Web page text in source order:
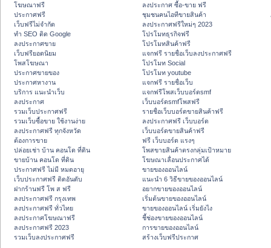
โฆษณาฟรี
ประกาศฟรี
เว็บฟรีไม่จำกัด
ทำ SEO ติด Google
ลงประกาศขาย
เว็บฟรียอดนิยม
โพสโฆษณา
ประกาศขายของ
ประกาศหางาน
บริการ แนะนำเว็บ
ลงประกาศ
รวมเว็บประกาศฟรี
รวมเว็บซื้อขาย ใช้งานง่าย
ลงประกาศฟรี ทุกจังหวัด
ต้องการขาย
ปล่อยเช่า บ้าน คอนโด ที่ดิน
ขายบ้าน คอนโด ที่ดิน
ประกาศฟรี ไม่มี หมดอายุ
เว็บประกาศฟรี ติดอันดับ
ฝากร้านฟรี โพ ส ฟรี
ลงประกาศฟรี กรุงเทพ
ลงประกาศฟรี ทั่วไทย
ลงประกาศโฆษณาฟรี
ลงประกาศฟรี 2023
รวมเว็บลงประกาศฟรี
ลงประกาศ ซื้อ-ขาย ฟรี
ชุมชนคนไอทีขายสินค้า
ลงประกาศฟรีใหม่ๆ 2023
โปรโมทธุรกิจฟรี
โปรโมทสินค้าฟรี
แจกฟรี รายชื่อเว็บลงประกาศฟรี
โปรโมท Social
โปรโมท youtube
แจกฟรี รายชื่อเว็บ
แจกฟรีโพสเว็บบอร์ดsmf
เว็บบอร์ดsmfโพสฟรี
รายชื่อเว็บบอร์ดขายสินค้าฟรี
ลงประกาศฟรี เว็บบอร์ด
เว็บบอร์ดขายสินค้าฟรี
ฟรี เว็บบอร์ด แรงๆ
โพสขายสินค้าตรงกลุ่มเป้าหมาย
โฆษณาเลื่อนประกาศได้
ขายของออนไลน์
แนะนำ 6 วิธีขายของออนไลน์
อยากขายของออนไลน์
เริ่มต้นขายของออนไลน์
ขายของออนไลน์ เริ่มยังไง
ชี้ช่องขายของออนไลน์
การขายของออนไลน์
สร้างเว็บฟรีประกาศ